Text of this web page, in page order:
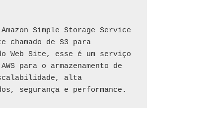
Simple Storage Service
chamado de S3 para
Web Site, esse é um serviço
para o armazenamento de
alta
segurança e performance.